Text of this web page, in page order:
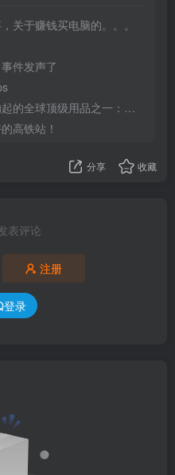
关于赚钱买电脑的。。。
件发声了
级用品之一：WD-40润滑除锈剂！
高铁站！
分享 收藏
表评论
注册
登录